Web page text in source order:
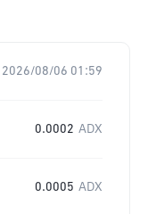
2026/08/06 01:59
0.0002 ADX
0.0005 ADX